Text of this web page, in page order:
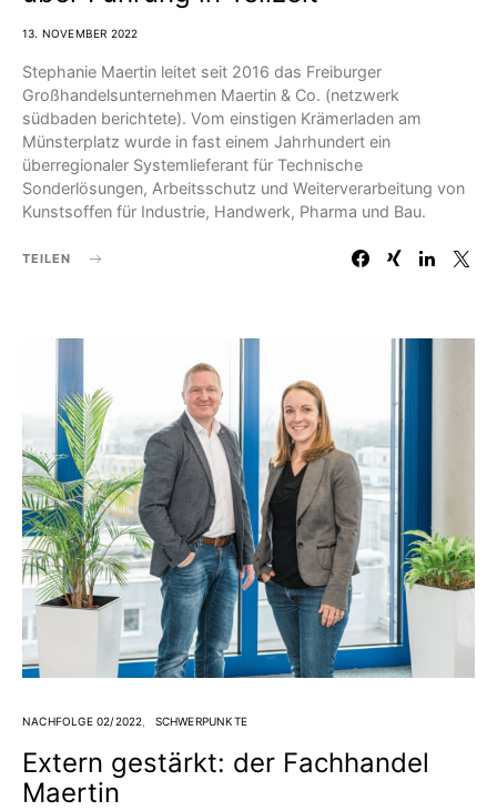
13. NOVEMBER 2022
Stephanie Maertin leitet seit 2016 das Freiburger
Großhandelsunternehmen Maertin & Co. (netzwerk
südbaden berichtete). Vom einstigen Krämerladen am
Münsterplatz wurde in fast einem Jahrhundert ein
überregionaler Systemlieferant für Technische
Sonderlösungen, Arbeitsschutz und Weiterverarbeitung von
Kunstsoffen für Industrie, Handwerk, Pharma und Bau.
TEILEN
NACHFOLGE 02/2022 SCHWERPUNKTE
Extern gestärkt: der Fachhandel
Maertin